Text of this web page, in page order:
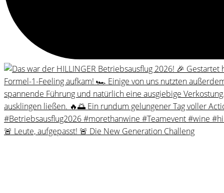
🚨 Leute, aufgepasst! 🚨 Die New Generation Challeng